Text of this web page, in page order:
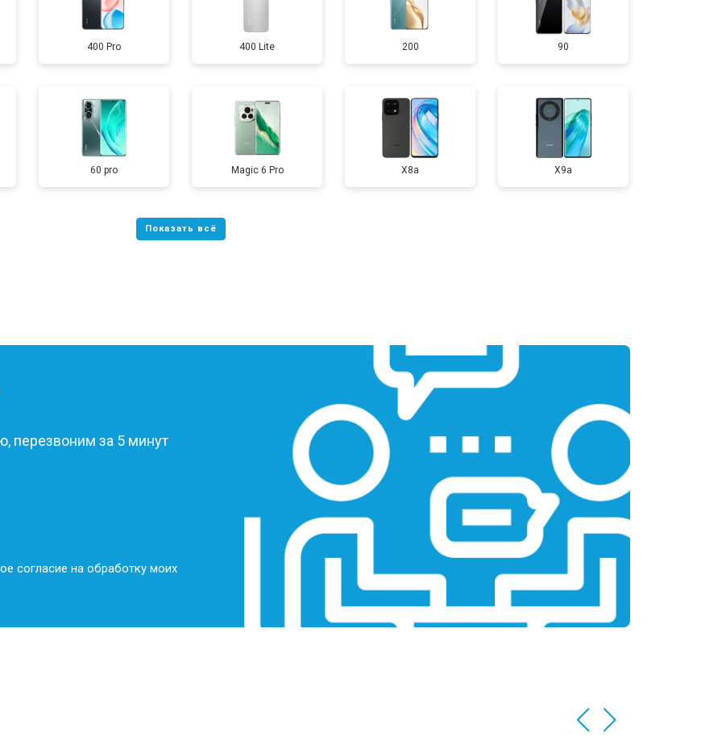
от 60 мин от 3200 ₽ Заказать
от 60 мин от 1400 ₽ Заказать
400 Pro 400 Lite 200 90
60 pro Magic 6 Pro X8a X9a
перезвоним за 5 минут
согласие на обработку моих